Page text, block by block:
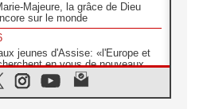
Majeure, la grâce de Dieu
sur le monde
jeunes d'Assise: «l'Europe et
en vous de nouveaux